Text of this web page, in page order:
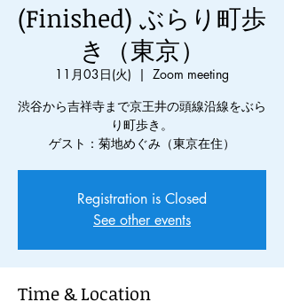
(Finished) ぶらり町歩
き（東京）
11月03日(火)
  |
Zoom meeting
渋谷から吉祥寺まで京王井の頭線沿線をぶら
り町歩き。
ゲスト：菊地めぐみ（東京在住）
Registration is Closed
See other events
Time & Location